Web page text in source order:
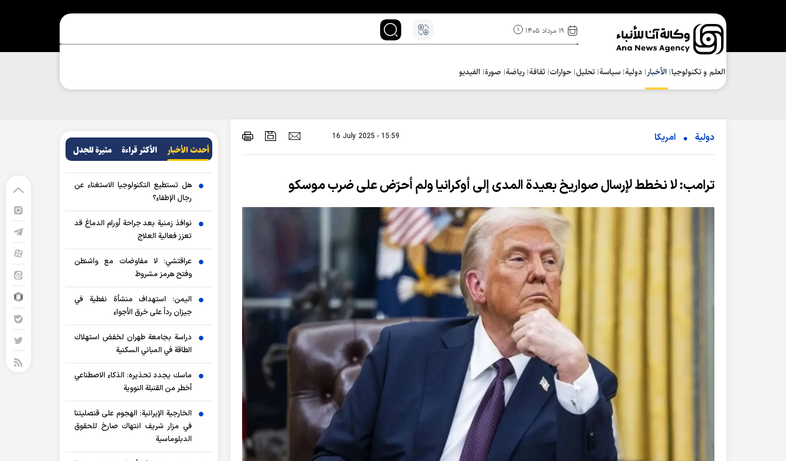
۱۹ مرداد ۱۴۰۵
العلم و تکنولوجیا الأخبار دولية سياسة تحلیل حوارات ثقافة رياضة صورة الفيديو
دولية امریکا 16 July 2025 - 15:59
ترامب: لا نخطط لإرسال صواريخ بعيدة المدى إلى أوكرانيا ولم أحرّض على ضرب موسكو
أحدث الأخبار الأکثر قراءة مثيرة للجدل
هل تستطيع التكنولوجيا الاستغناء عن
رجال الإطفاء؟
نوافذ زمنية بعد جراحة أورام الدماغ قد
تعزز فعالية العلاج
عراقتشي: لا مفاوضات مع واشنطن
وفتح هرمز مشروط
اليمن: استهداف منشأة نفطية في
جيزان رداً على خرق الأجواء
دراسة بجامعة طهران لخفض استهلاك
الطاقة في المباني السكنية
ماسك يجدد تحذيره: الذكاء الاصطناعي
أخطر من القنبلة النووية
الخارجية الإيرانية: الهجوم على قنصليتنا
في مزار شريف انتهاك صارخ للحقوق
الدبلوماسية